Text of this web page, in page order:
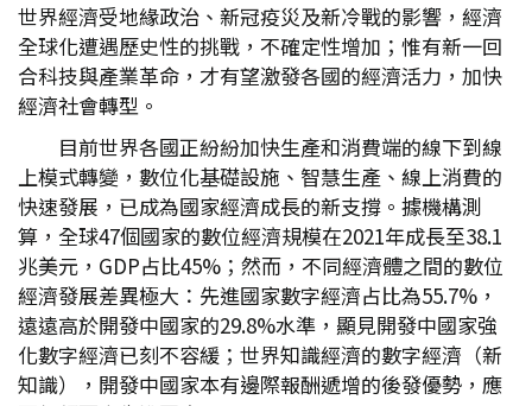
世界經濟受地緣政治、新冠疫災及新冷戰的影響，經濟
全球化遭遇歷史性的挑戰，不確定性增加；惟有新一回
合科技與產業革命，才有望激發各國的經濟活力，加快
經濟社會轉型。
目前世界各國正紛紛加快生產和消費端的線下到線
上模式轉變，數位化基礎設施、智慧生產、線上消費的
快速發展，已成為國家經濟成長的新支撐。據機構測
算，全球47個國家的數位經濟規模在2021年成長至38.1
兆美元，GDP占比45%；然而，不同經濟體之間的數位
經濟發展差異極大：先進國家數字經濟占比為55.7%，
遠遠高於開發中國家的29.8%水準，顯見開發中國家強
化數字經濟已刻不容緩；世界知識經濟的數字經濟（新
知識），開發中國家本有邊際報酬遞增的後發優勢，應